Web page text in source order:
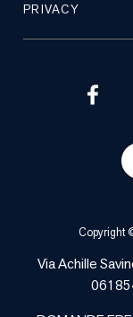
PRIVACY
Copyright
Via Achille